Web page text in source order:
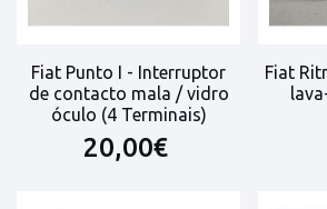
Fiat Punto I - Interruptor
de contacto mala / vidro
óculo (4 Terminais)
20,00€
Fiat